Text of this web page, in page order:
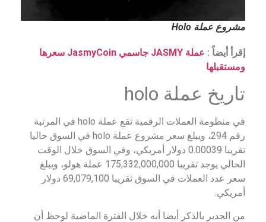
مشروع عملة Holo
إقرأ أيضاً :
عملة JASMY جاسمي JasmyCoin سعرها
ومستقبلها
تاريخ عملة holo
في منظومة العملات الرقمية تقع عملة holo في المرتبة
رقم 294، ويبلغ سعر مشروع عملة holo في السوق حاليا
تقريبا 0.00039 دولار أمريكي، وفي السوق خلال الوقت
الحالي يوجد تقريبا 175,332,000,000 عملة هولو، ويبلغ
سعر عدد العملات في السوق تقريبا 69,079,100 دولار
أمريكي.
من الجدير بالذكر أيضا أنه خلال الفترة الماضية لوحظ أن